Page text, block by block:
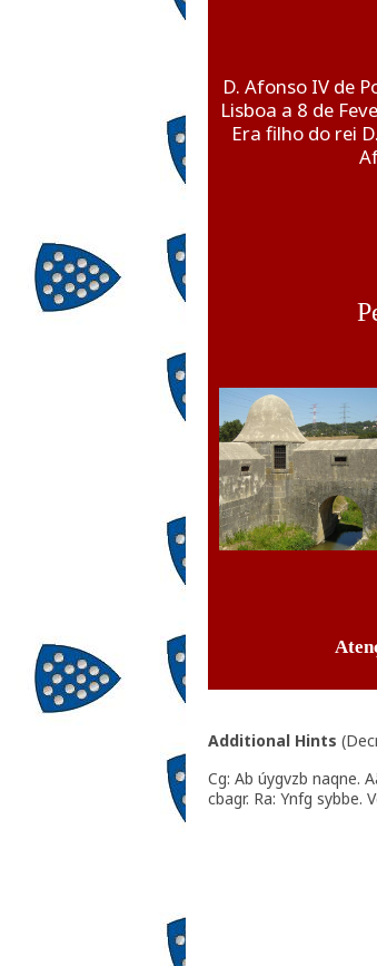
D. Afonso IV de
Lisboa a 8 de
Era filho do rei
Additional Hints (
Cg: Ab úygvzb naqne.
cbagr. Ra: Ynfg sybbe.